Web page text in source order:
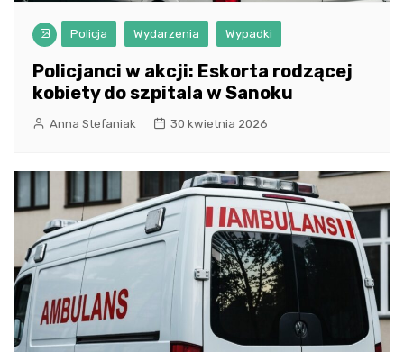
Policja Wydarzenia Wypadki
Policjanci w akcji: Eskorta rodzącej
kobiety do szpitala w Sanoku
Anna Stefaniak 30 kwietnia 2026